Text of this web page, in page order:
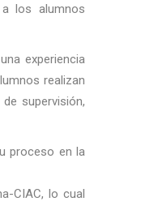
los alumnos
experiencia
realizan
supervisión,
proceso en la
CIAC, lo cual